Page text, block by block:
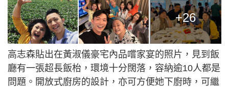
+26
高志森貼出在黃淑儀豪宅內品嚐家宴的照片，見到飯
廳有一張超長飯枱，環境十分闊落，容納逾10人都是
問題。開放式廚房的設計，亦可方便她下廚時，可繼